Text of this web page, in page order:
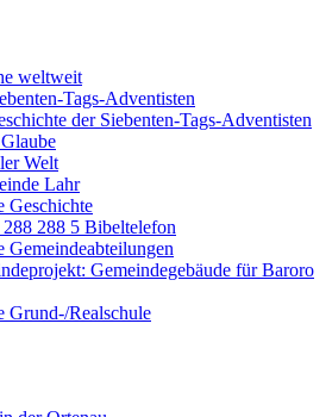
weltweit
Tags-Adventisten
der Siebenten-Tags-Adventisten
Welt
Lahr
Geschichte
288 5 Bibeltelefon
Gemeindeabteilungen
Gemeindegebäude für Baroro
Grund-/Realschule